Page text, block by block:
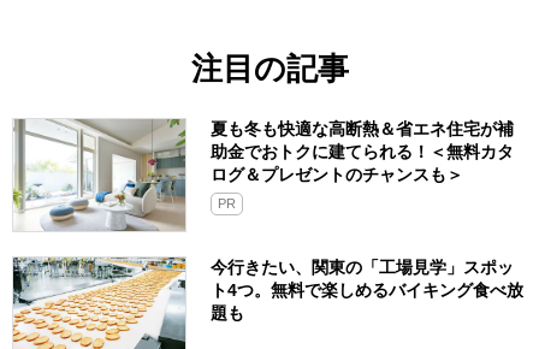
注目の記事
夏も冬も快適な高断熱＆省エネ住宅が補
助金でおトクに建てられる！＜無料カタ
ログ＆プレゼントのチャンスも＞
PR
今行きたい、関東の「工場見学」スポッ
ト4つ。無料で楽しめるバイキング食べ放
題も